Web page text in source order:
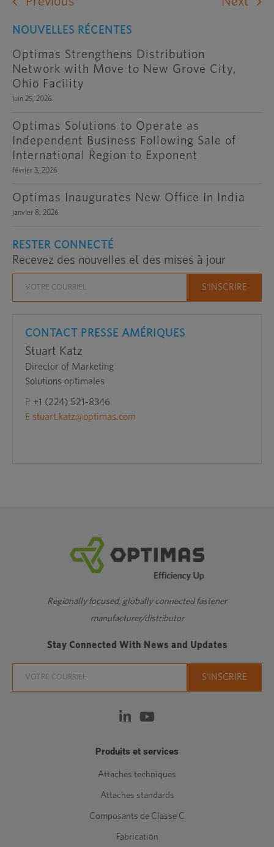
NOUVELLES RÉCENTES
Optimas Strengthens Distribution
Network with Move to New Grove City,
Ohio Facility
juin 25, 2026
Optimas Solutions to Operate as
Independent Business Following Sale of
International Region to Exponent
février 3, 2026
Optimas Inaugurates New Office In India
janvier 8, 2026
RESTER CONNECTÉ
Recevez des nouvelles et des mises à jour
CONTACT PRESSE AMÉRIQUES
Stuart Katz
Director of Marketing
Solutions optimales
P +1 (224) 521-8346
E stuart.katz@optimas.com
Regionally focused, globally connected fastener
manufacturer/distributor
Stay Connected With News and Updates
Produits et services
Attaches techniques
Attaches standards
Composants de Classe C
Fabrication